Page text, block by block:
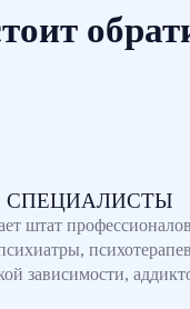
СПЕЦИАЛИСТЫ
штат
зависимости,